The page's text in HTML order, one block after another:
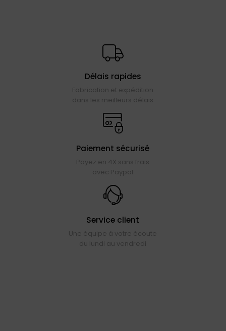
Délais rapides
Fabrication et expédition
dans les meilleurs délais
Paiement sécurisé
Payez en 4X sans frais
avec Paypal
Service client
Une équipe à votre écoute
du lundi au vendredi